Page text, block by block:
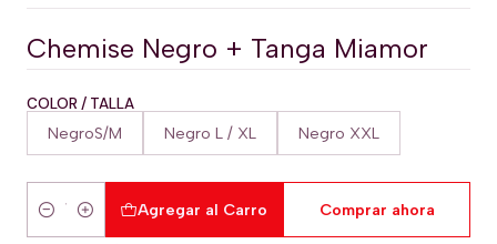
Chemise Negro + Tanga Miamor
COLOR / TALLA
NegroS/M Negro L / XL Negro XXL
Cantidad
Agregar al Carro Comprar ahora